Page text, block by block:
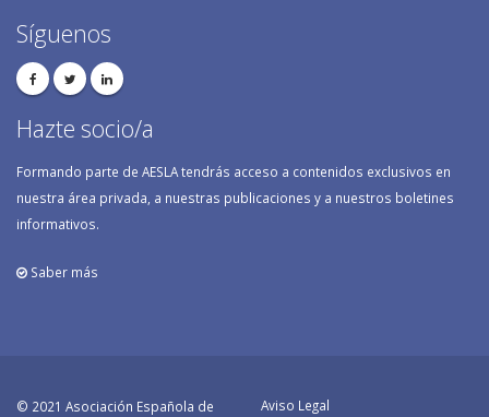
Síguenos
Hazte socio/a
Formando parte de AESLA tendrás acceso a contenidos exclusivos en
nuestra área privada, a nuestras publicaciones y a nuestros boletines
informativos.
Saber más
© 2021 Asociación Española de Aviso Legal